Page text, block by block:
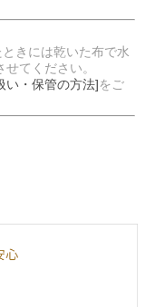
きには乾いた布で水
てください。
い・保管の方法]をご